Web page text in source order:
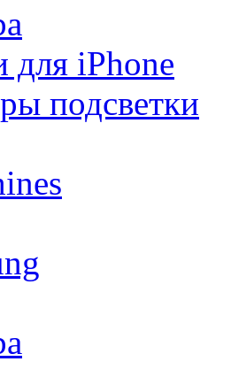
для iPhone
подсветки